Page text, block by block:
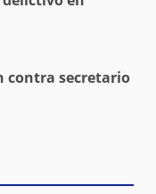
contra secretario